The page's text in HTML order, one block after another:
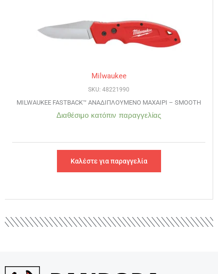
Milwaukee
SKU: 48221990
MILWAUKEE FASTBACK™ ΑΝΑΔΙΠΛΟΥΜΕΝΟ ΜΑΧΑΙΡΙ – SMOOTH
Διαθέσιμο κατόπιν παραγγελίας
Καλέστε για παραγγελία